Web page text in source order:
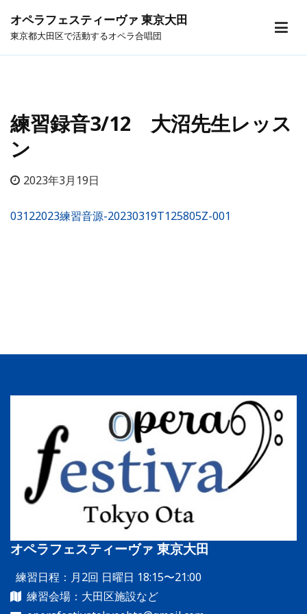
オペラフェスティーヴァ 東京大田
東京都大田区で活動するオペラ合唱団
練習録音3/12 大沼先生レッス
ン
2023年3月19日
03122023練習音源-20230319T125805Z-001
オペラフェスティーヴァ 東京大田
練習日程：月2回 日曜日 18:15〜21:00
練習会場：大田区施設など